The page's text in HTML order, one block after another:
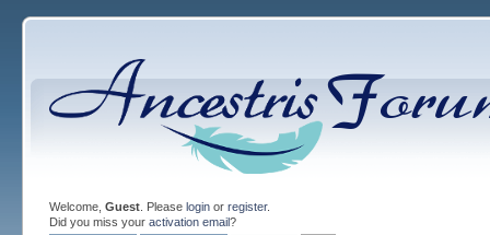
Welcome, Guest. Please loginor register.
Did you miss your activation email?